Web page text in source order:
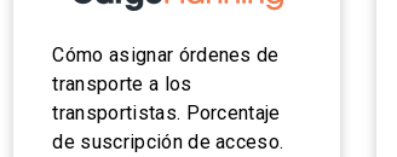
Cómo asignar órdenes de
transporte a los
transportistas. Porcentaje
de suscripción de acceso.